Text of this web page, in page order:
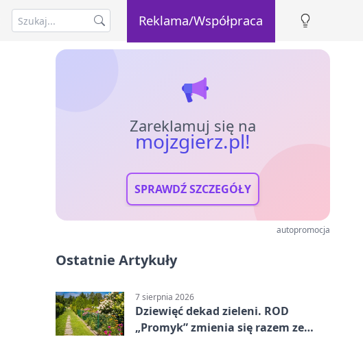
Reklama/Współpraca
Zareklamuj się na
mojzgierz.pl!
SPRAWDŹ SZCZEGÓŁY
autopromocja
Ostatnie Artykuły
7 sierpnia 2026
Dziewięć dekad zieleni. ROD
„Promyk” zmienia się razem ze